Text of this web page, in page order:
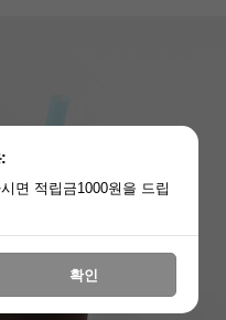
면 적립금1000원을 드립
확인